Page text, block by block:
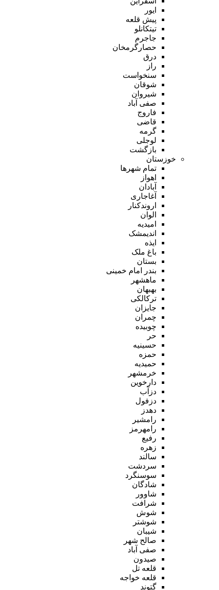
ایور
پیش قلعه
تیتکانلو
جاجرم
حصارگرمخان
درق
راز
سنخواست
شوقان
شیروان
صفی آباد
فاروج
قاضی
گرمه
لوجلی
بازگشت
خوزستان
تمام شهر‌ها
اهواز
آبادان
آغاجاری
اروندکنار
الوان
امیدیه
اندیمشک
ایذه
باغ ملک
بستان
بندر امام خمینی
ماهشهر
بهبهان
ترکالکی
جایزان
چمران
چوبیده
حر
حسینیه
حمزه
حمیدیه
خرمشهر
دارخوین
دزآب
دزفول
دهدز
رامشیر
رامهرمز
رفیع
زهره
سالند
سردشت
سوسنگرد
شادگان
شاوور
شرافت
شوش
شوشتر
شیبان
صالح شهر
صفی آباد
صیدون
قلعه تل
قلعه خواجه
گتوند